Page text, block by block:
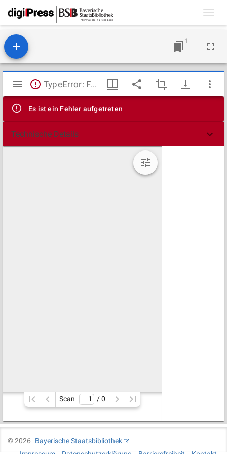
1
Mirador
Viewer
TypeError: Failed to fetch
Es ist ein Fehler aufgetreten
Technische Details
Scan / 0
©2026
Bayerische Staatsbibliothek